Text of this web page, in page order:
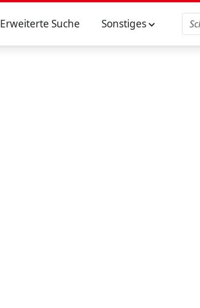
Erweiterte Suche Sonstiges